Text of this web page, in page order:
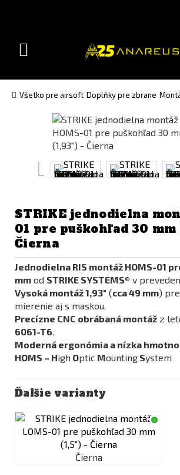
(Czech)version
Toggle
Všetko pre airsoft Doplňky pre zbrane
STRIKE jednodielna
01 pre puškohľad 30 mm
Čierna
Jednodielna RIS montáž HOMS-01
mm od STRIKE SYSTEMS® v
Vysoká montáž 1,93" (cca 49 mm)
mierenie aj s maskou.
Precízne CNC obrábaná montáž z
6061-T6.
Moderná ergonómia a nízka
HOMS – High Optic Mounting System
Ďalšie varianty
Čierna